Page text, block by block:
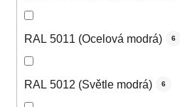
RAL 5011 (Ocelová modrá) 6
RAL 5012 (Světle modrá) 6